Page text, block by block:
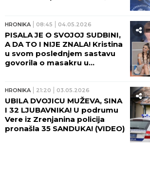
da su tu, pored mene, da su
živi...
HRONIKA 08:45 04.05.2026
PISALA JE O SVOJOJ SUDBINI,
A DA TO I NIJE ZNALA! Kristina
u svom poslednjem sastavu
govorila o masakru u
presudio Uroš Blažić! (FOTO)
HRONIKA 21:20 03.05.2026
UBILA DVOJICU MUŽEVA, SINA
I 32 LJUBAVNIKA! U podrumu
Vere iz Zrenjanina policija
pronašla 35 SANDUKA! (VIDEO)